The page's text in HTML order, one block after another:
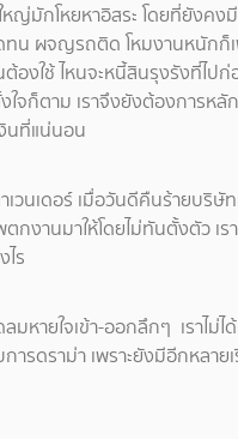
ญ่มักโหยหาอิสระ โดยที่ยังคง
น ผจญรถติด โหมงานหนักก็เพ
งใช้ ไหนจะหนี้สินรุงรังที่ไปก่อ
ใจก็ตาม เราจึงยังต้องการหลั
นที่แน่นอน
เวนเดอร์ เมื่อวันดีคืนร้ายบริษั
กงานมาให้โดยไม่ทันตั้งตัว เร
ร
หายใจเข้า-ออกลึกๆ เราไม่ไ
การดราม่า เพราะยังมีอีกหลาย